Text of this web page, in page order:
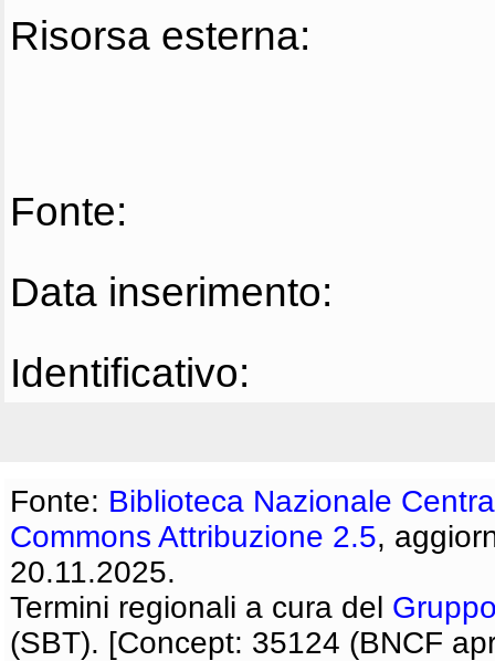
Risorsa esterna:
Fonte:
Data inserimento:
Identificativo:
Fonte: Biblioteca Nazionale
Commons Attribuzione 2.5,
20.11.2025.
Termini regionali a cura del
(SBT). [Concept: 35124 (BNCF